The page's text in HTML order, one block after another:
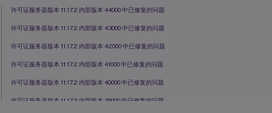
许可证服务器版本 11.17.2 内部版本 44000 中已修复的问题
许可证服务器版本 11.17.2 内部版本 43000 中已修复的问题
许可证服务器版本 11.17.2 内部版本 42000 中已修复的问题
许可证服务器版本 11.17.2 内部版本 41000 中已修复的问题
许可证服务器版本 11.17.2 内部版本 40000 中已修复的问题
许可证服务器版本 11.17.2 内部版本 39000 中已修复的问题